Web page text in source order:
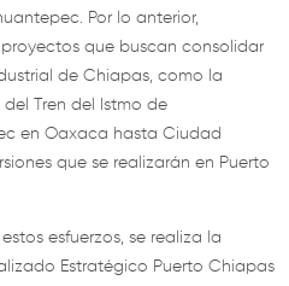
Por lo anterior,
que buscan consolidar
de Chiapas, como la
del Tren del Istmo de
en Oaxaca hasta Ciudad
que se realizarán en Puerto
esfuerzos, se realiza la
Estratégico Puerto Chiapas